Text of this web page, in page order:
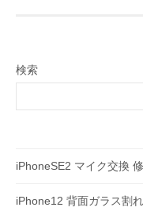
検索
iPhoneSE2 マイク交換
iPhone12 背面ガラス割